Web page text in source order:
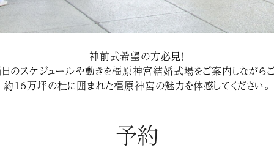
神前式希望の方必見！
のスケジュールや動きを橿原神宮結婚式場をご案内しながら
約１６万坪の杜に囲まれた橿原神宮の魅力を体感してください。
予約